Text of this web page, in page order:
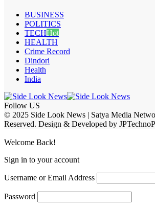
BUSINESS
POLITICS
TECHHot
HEALTH
Crime Record
Dindori
Health
India
Follow US
© 2025 Side Look News | Satya Media
Reserved. Design & Developed by
Welcome Back!
Sign in to your account
Username or Email Address
Password